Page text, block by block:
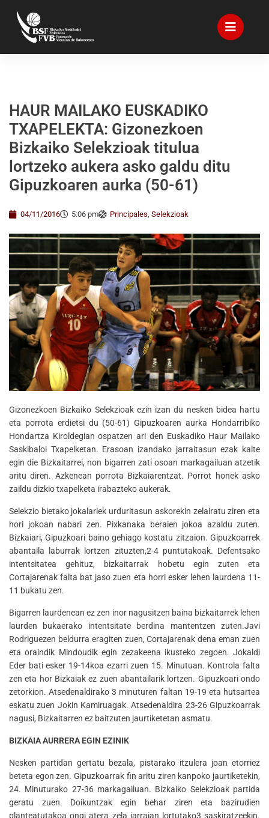
HAUR MAILAKO EUSKADIKO
TXAPELEKTA: Gizonezkoen
Bizkaiko Selekzioak titulua
lortzeko aukera asko galdu ditu
Gipuzkoaren aurka (50-61)
04/11/2016 5:06 pm Principales, Selekzioak
Gizonezkoen Bizkaiko Selekzioak ezin izan du nesken bidea hartu
eta porrota erdietsi du (50-61) Gipuzkoaren aurka Hondarribiko
Hondartza Kiroldegian ospatzen ari den Euskadiko Haur Mailako
Saskibaloi Txapelketan. Erasoan izandako jarraitasun ezak kalte
egin die Bizkaitarrei, non bigarren zati osoan markagailuan atzetik
aritu diren. Azkenean porrota Bizkaiarentzat. Porrot honek asko
zaildu dizkio txapelketa irabazteko aukerak.
Selekzio bietako jokalariek urduritasun askorekin zelairatu ziren eta
hori jokoan nabari zen. Pixkanaka beraien jokoa azaldu zuten.
Bizkaiari, Gipuzkoari baino gehiago kostatu zitzaion. Gipuzkoarrek
abantaila laburrak lortzen zituzten,2-4 puntutakoak. Defentsako
intentsitatea gehituz, bizkaitarrak hobetu egin zuten eta
Cortajarenak falta bat jaso zuen eta horri esker lehen laurdena 11-
11 bukatu zen.
Bigarren laurdenean ez zen inor nagusitzen baina bizkaitarrek lehen
laurden bukaerako intentsitate berdina mantentzen zuten.Javi
Rodriguezen beldurra eragiten zuen, Cortajarenak dena eman zuen
eta oraindik Mindoudik egin zezakeena ikusteko zegoen. Jokaldi
Eder bati esker 19-14koa ezarri zuen 15. Minutuan. Kontrola falta
zen eta hor Bizkaiak ez zuen abantailarik lortzen. Gipuzkoari ondo
zetorkion. Atsedenaldirako 3 minuturen faltan 19-19 eta hutsartea
eskatu zuen Jokin Kamiruagak. Atsedenaldira 23-26 Gipuzkoarrak
nagusi, Bizkaitarren ez baitzuten jaurtiketetan asmatu.
BIZKAIA AURRERA EGIN EZINIK
Nesken partidan gertatu bezala, pistarako itzulera joan etorriez
beteta egon zen. Gipuzkoarrak fin aritu ziren kanpoko jaurtiketekin,
24. Minuturako 27-36 markagailuan. Bizkaiko Selekzioak partida
geratu zuen. Doikuntzak egin behar ziren eta bazirudien
planteatutakoa ongi atera zela jarraian lortutako3 saskiratzeekin.